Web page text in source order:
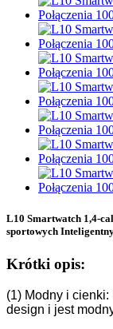
L10 Smartwatch 1,4-
sportowych
Krótki opis:
(1) Modny i
design i jest